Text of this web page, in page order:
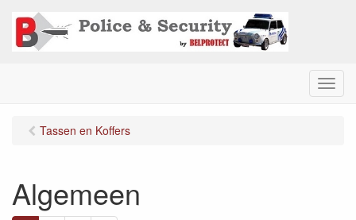
M
e
Tassen en Koffers
Algemeen